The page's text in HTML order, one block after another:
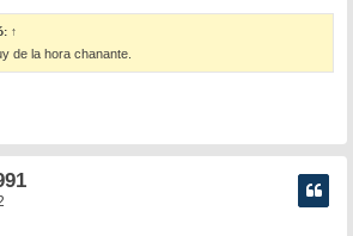
↑
de la hora chanante.